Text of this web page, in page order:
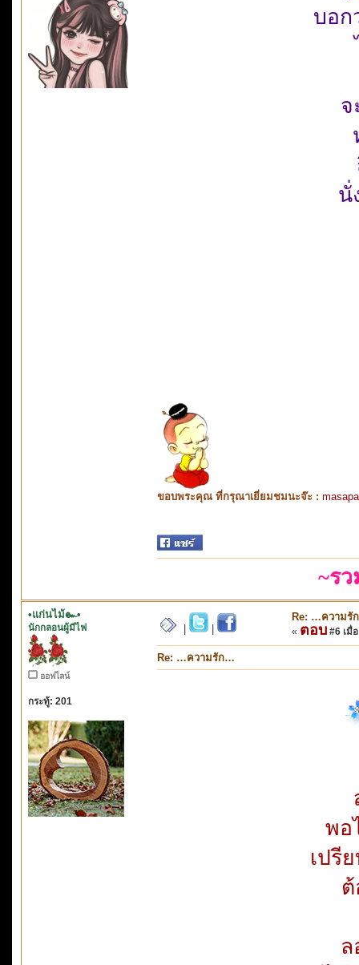
บอก
จ
นั่
ขอบพระคุณ ที่กรุณาเยี่ยมชมนะจ๊ะ :
~ร
•แก่นไม้๛•
นักกลอนผู้มีไฟ
ออฟไลน์
กระทู้: 201
Re: …ความรั
« ตอบ #6 เมื่
Re: …ความรัก…
พอ
เปรี